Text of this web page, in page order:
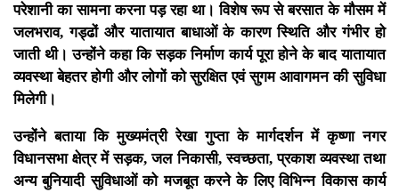
परेशानी का सामना करना पड़ रहा था। विशेष रूप से बरसात के मौसम में
जलभराव, गड्ढों और यातायात बाधाओं के कारण स्थिति और गंभीर हो
जाती थी। उन्होंने कहा कि सड़क निर्माण कार्य पूरा होने के बाद यातायात
व्यवस्था बेहतर होगी और लोगों को सुरक्षित एवं सुगम आवागमन की सुविधा
मिलेगी।
उन्होंने बताया कि मुख्यमंत्री रेखा गुप्ता के मार्गदर्शन में कृष्णा नगर
विधानसभा क्षेत्र में सड़क, जल निकासी, स्वच्छता, प्रकाश व्यवस्था तथा
अन्य बुनियादी सुविधाओं को मजबूत करने के लिए विभिन्न विकास कार्य